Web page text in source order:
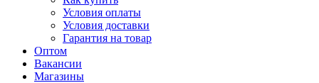
Условия оплаты
Условия доставки
Гарантия на товар
Оптом
Вакансии
Магазины